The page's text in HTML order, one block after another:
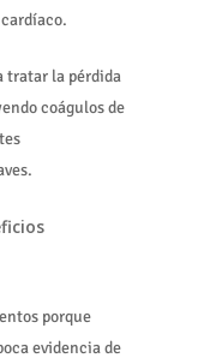
tratar la pérdida
coágulos de
porque
evidencia de